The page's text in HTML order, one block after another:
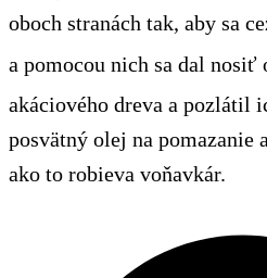
oboch stranách tak, aby sa
a pomocou nich sa dal nosiť
akáciového dreva a pozlátil
posvätný olej na pomazanie
ako to robieva voňavkár.